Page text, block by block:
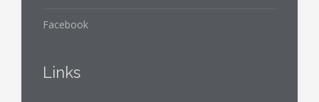
Facebook
Links